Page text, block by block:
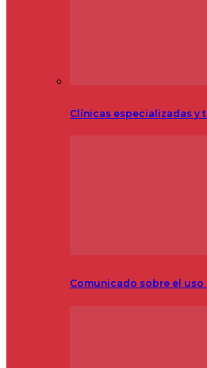
Clínicas especializadas y
Comunicado sobre el